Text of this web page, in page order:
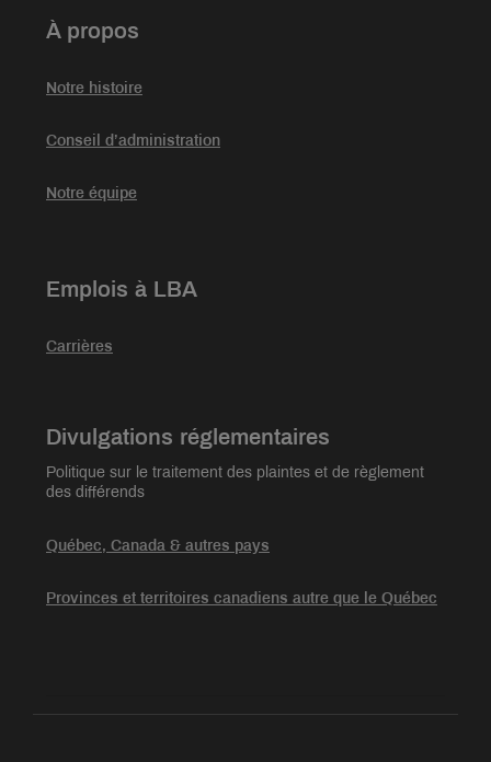
À propos
Notre histoire
Conseil d’administration
Notre équipe
Emplois à LBA
Carrières
Divulgations réglementaires
Politique sur le traitement des plaintes et de règlement
des différends
Québec, Canada & autres pays
Provinces et territoires canadiens autre que le Québec